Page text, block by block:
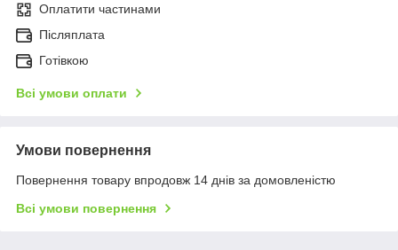
Оплатити частинами
Післяплата
Готівкою
Всі умови оплати
Умови повернення
Повернення товару впродовж 14 днів за домовленістю
Всі умови повернення